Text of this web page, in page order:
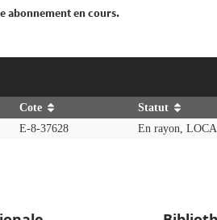
abonnement en cours.
Cote
Statut
E-8-37628 En rayon,